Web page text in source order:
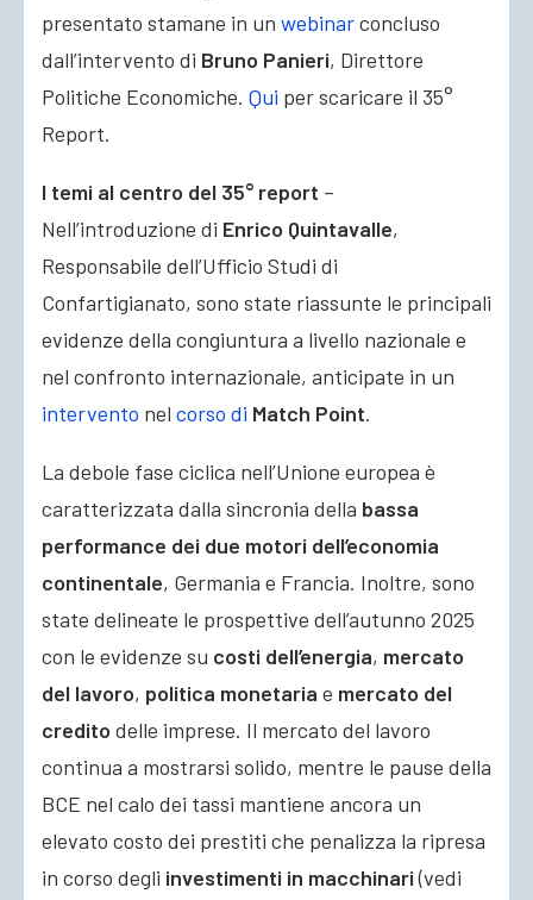
presentato stamane in un webinarconcluso
dall’intervento di Bruno Panieri, Direttore
Politiche Economiche. Qui per scaricare il 35°
Report.
I temi al centro del 35° report –
Nell’introduzione di Enrico Quintavalle,
Responsabile dell’Ufficio Studi di
Confartigianato, sono state riassunte le principali
evidenze della congiuntura a livello nazionale e
nel confronto internazionale, anticipate in un
intervento nel corso di Match Point.
La debole fase ciclica nell’Unione europea è
caratterizzata dalla sincronia della bassa
performance dei due motori dell’economia
continentale, Germania e Francia. Inoltre, sono
state delineate le prospettive dell’autunno 2025
con le evidenze su costi dell’energia, mercato
del lavoro, politica monetaria e mercato del
credito delle imprese. Il mercato del lavoro
continua a mostrarsi solido, mentre le pause della
BCE nel calo dei tassi mantiene ancora un
elevato costo dei prestiti che penalizza la ripresa
in corso degli investimenti in macchinari(vedi